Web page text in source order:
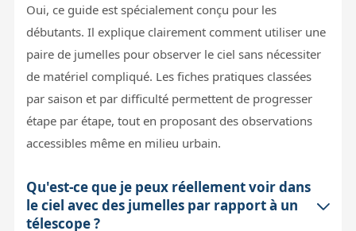
Oui, ce guide est spécialement conçu pour les
débutants. Il explique clairement comment utiliser une
paire de jumelles pour observer le ciel sans nécessiter
de matériel compliqué. Les fiches pratiques classées
par saison et par difficulté permettent de progresser
étape par étape, tout en proposant des observations
accessibles même en milieu urbain.
Qu'est-ce que je peux réellement voir dans
le ciel avec des jumelles par rapport à un
télescope ?